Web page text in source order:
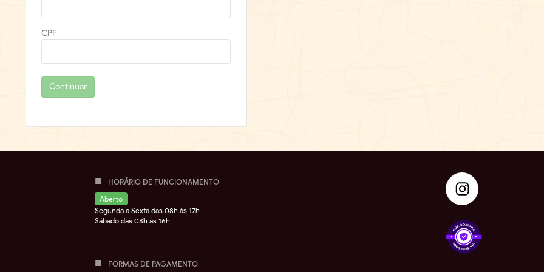
CPF
Continuar
HORÁRIO DE FUNCIONAMENTO
Aberto
Segunda a Sexta das 08h às 17h
Sábado das 08h às 16h
FORMAS DE PAGAMENTO